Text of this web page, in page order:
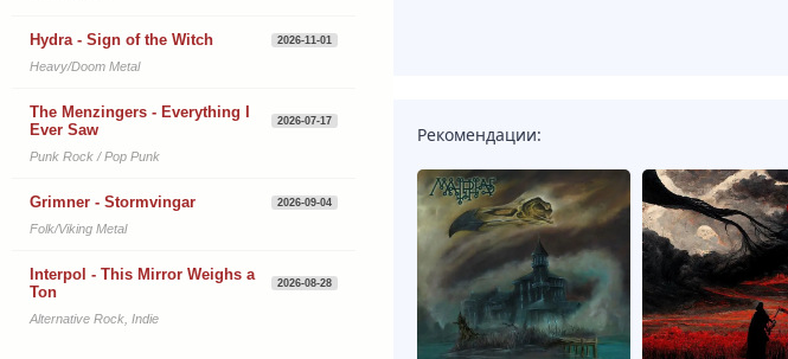
Рекомендации:
Hydra - Sign of the Witch 2026-11-01
Heavy/Doom Metal
The Menzingers - Everything I
Ever Saw
2026-07-17
Punk Rock / Pop Punk
Grimner - Stormvingar 2026-09-04
Folk/Viking Metal
Interpol - This Mirror Weighs a
Ton
2026-08-28
Alternative Rock, Indie